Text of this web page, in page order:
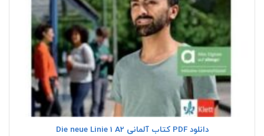
دانلود PDF کتاب آلمانی Die neue Linie 1 A2